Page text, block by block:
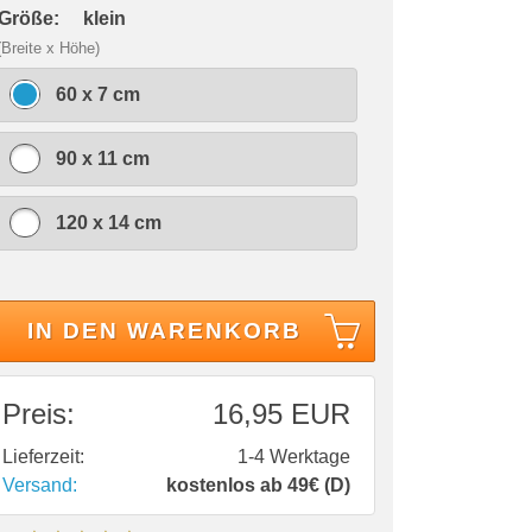
klein
x Höhe)
60 x 7 cm
90 x 11 cm
120 x 14 cm
IN DEN WARENKORB
Preis: 16,95 EUR
Lieferzeit:
1-4 Werktage
Versand:
kostenlos ab 49€ (D)